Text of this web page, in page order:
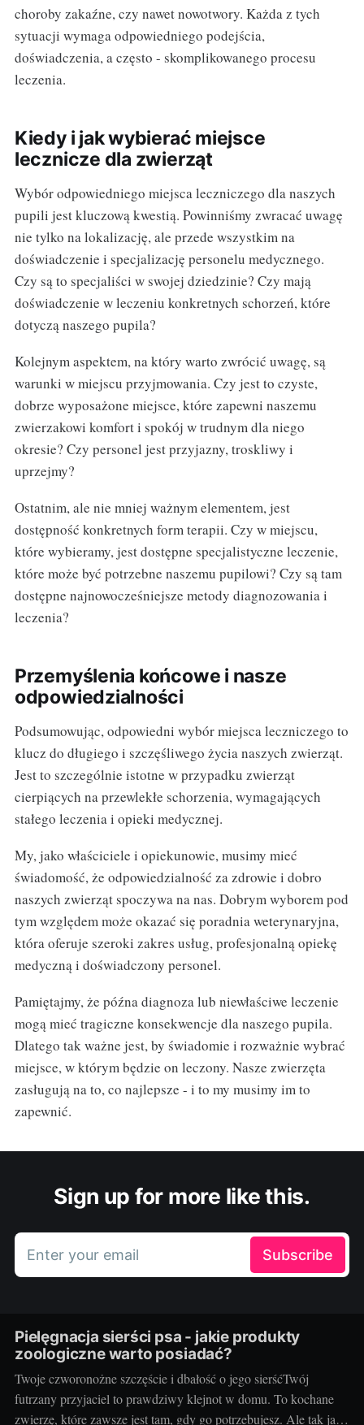
choroby zakaźne, czy nawet nowotwory. Każda z tych
sytuacji wymaga odpowiedniego podejścia,
doświadczenia, a często - skomplikowanego procesu
leczenia.
Kiedy i jak wybierać miejsce
lecznicze dla zwierząt
Wybór odpowiedniego miejsca leczniczego dla naszych
pupili jest kluczową kwestią. Powinniśmy zwracać uwagę
nie tylko na lokalizację, ale przede wszystkim na
doświadczenie i specjalizację personelu medycznego.
Czy są to specjaliści w swojej dziedzinie? Czy mają
doświadczenie w leczeniu konkretnych schorzeń, które
dotyczą naszego pupila?
Kolejnym aspektem, na który warto zwrócić uwagę, są
warunki w miejscu przyjmowania. Czy jest to czyste,
dobrze wyposażone miejsce, które zapewni naszemu
zwierzakowi komfort i spokój w trudnym dla niego
okresie? Czy personel jest przyjazny, troskliwy i
uprzejmy?
Ostatnim, ale nie mniej ważnym elementem, jest
dostępność konkretnych form terapii. Czy w miejscu,
które wybieramy, jest dostępne specjalistyczne leczenie,
które może być potrzebne naszemu pupilowi? Czy są tam
dostępne najnowocześniejsze metody diagnozowania i
leczenia?
Przemyślenia końcowe i nasze
odpowiedzialności
Podsumowując, odpowiedni wybór miejsca leczniczego to
klucz do długiego i szczęśliwego życia naszych zwierząt.
Jest to szczególnie istotne w przypadku zwierząt
cierpiących na przewlekłe schorzenia, wymagających
stałego leczenia i opieki medycznej.
My, jako właściciele i opiekunowie, musimy mieć
świadomość, że odpowiedzialność za zdrowie i dobro
naszych zwierząt spoczywa na nas. Dobrym wyborem pod
tym względem może okazać się poradnia weterynaryjna,
która oferuje szeroki zakres usług, profesjonalną opiekę
medyczną i doświadczony personel.
Pamiętajmy, że późna diagnoza lub niewłaściwe leczenie
mogą mieć tragiczne konsekwencje dla naszego pupila.
Dlatego tak ważne jest, by świadomie i rozważnie wybrać
miejsce, w którym będzie on leczony. Nasze zwierzęta
zasługują na to, co najlepsze - i to my musimy im to
zapewnić.
Sign up for more like this.
Enter your email Subscribe
Pielęgnacja sierści psa - jakie produkty
zoologiczne warto posiadać?
Twoje czworonożne szczęście i dbałość o jego sierśćTwój
futrzany przyjaciel to prawdziwy klejnot w domu. To kochane
zwierzę, które zawsze jest tam, gdy go potrzebujesz. Ale tak jak